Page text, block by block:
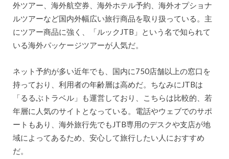
外ツアー、海外航空券、海外ホテル予約、海外オプショナ
ルツアーなど国内外幅広い旅行商品を取り扱っている。主
にツアー商品に強く、「ルックJTB」という名で知られて
いる海外パッケージツアーが人気だ。
ネット予約が多い近年でも、国内に750店舗以上の窓口を
持っており、利用者の年齢層は高めだ。ちなみにJTBは
「るるぶトラベル」も運営しており、こちらは比較的、若
年層に人気のサイトとなっている。電話やウェブでのサポ
ートもあり、海外旅行先でもJTB専用のデスクや支店が地
域によってあるため、安心して旅行したい人におすすめ
だ。